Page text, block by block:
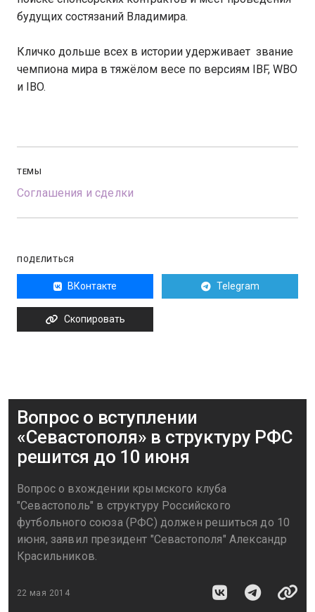
будущих состязаний Владимира.
Кличко дольше всех в истории удерживает звание
чемпиона мира в тяжёлом весе по версиям IBF, WBO
и IBO.
ТЕМЫ
Соглашения и сделки
ПОДЕЛИТЬСЯ
ВКонтакте Telegram
Скопировать
Вопрос о вступлении
«Севастополя» в структуру РФС
решится до 10 июня
Вопрос о вхождении крымского клуба
"Севастополь" в структуру Российского
футбольного союза (РФС) должен решиться до 10
июня, заявил президент "Севастополя" Александр
Красильников.
22 мая 2014